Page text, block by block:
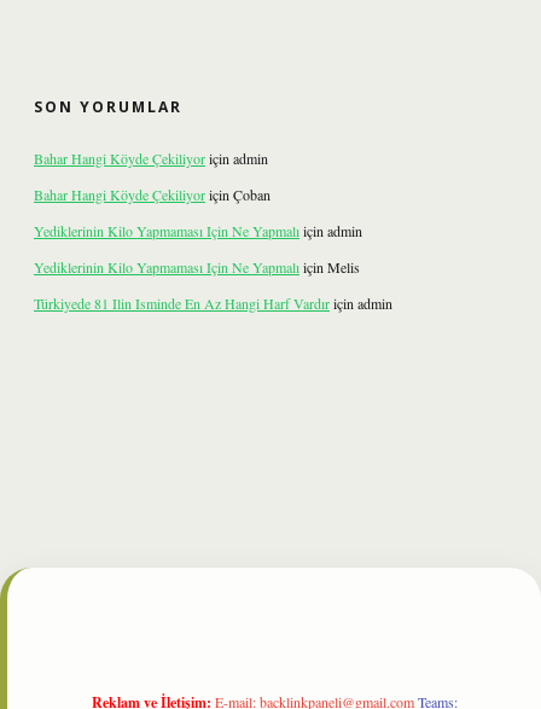
SON YORUMLAR
Bahar Hangi Köyde Çekiliyoriçin admin
Bahar Hangi Köyde Çekiliyoriçin Çoban
Yediklerinin Kilo Yapmaması Için Ne Yapmalıiçin admin
Yediklerinin Kilo Yapmaması Için Ne Yapmalıiçin Melis
Türkiyede 81 Ilin Isminde En Az Hangi Harf Vardıriçin admin
ilbet
Reklam ve İletişim: E-mail:backlinkpaneli@gmail.com Teams: